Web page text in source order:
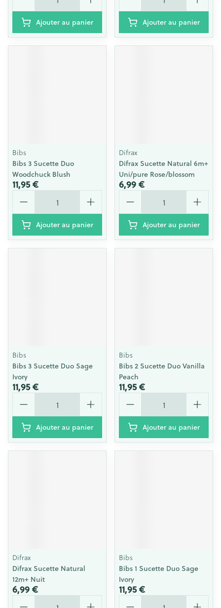
Ajouter au panier Ajouter au panier
Bibs
Bibs 3 Sucette Duo
Woodchuck Blush
11,95 €
Quantité
Ajouter au panier
Difrax
Difrax Sucette Natural 6m+
Uni/pure Rose/blossom
6,99 €
Quantité
Ajouter au panier
Bibs
Bibs 3 Sucette Duo Sage
Ivory
11,95 €
Quantité
Ajouter au panier
Bibs
Bibs 2 Sucette Duo Vanilla
Peach
11,95 €
Quantité
Ajouter au panier
Difrax
Difrax Sucette Natural
12m+ Nuit
6,99 €
Quantité
Bibs
Bibs 1 Sucette Duo Sage
Ivory
11,95 €
Quantité